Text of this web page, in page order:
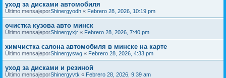
уход за дисками автомобиля
Último mensajeporShinergyodh « Febrero 28, 2026, 10:19 pm
очистка кузова авто минск
Último mensajeporShinergyxjr « Febrero 28, 2026, 7:40 pm
химчистка салона автомобиля в минске на карте
Último mensajeporShinergyswg « Febrero 28, 2026, 4:33 pm
уход за дисками и резиной
Último mensajeporShinergyvtk « Febrero 28, 2026, 9:39 am